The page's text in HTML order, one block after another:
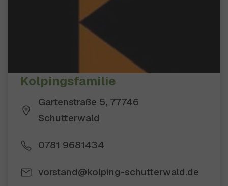
Kolpingsfamilie
Gartenstraße 5, 77746
Schutterwald
0781 9681434
vorstand@kolping-schutterwald.de